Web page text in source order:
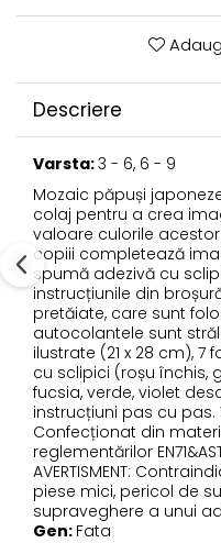
Descriere
Varsta:3 - 6, 6 - 9
Mozaic păpuși
colaj pentru a crea
valoare culorile
copiii completează
spumă adezivă cu
instrucțiunile din
pretăiate, care sunt
autocolantele sunt
ilustrate (21 x 28 cm),
cu sclipici (roșu închis,
fucsia, verde, violet
instrucțiuni pas cu pas.
Confecționat din
reglementărilor
AVERTISMENT:
piese mici, pericol de
supraveghere a unui
Gen: Fata